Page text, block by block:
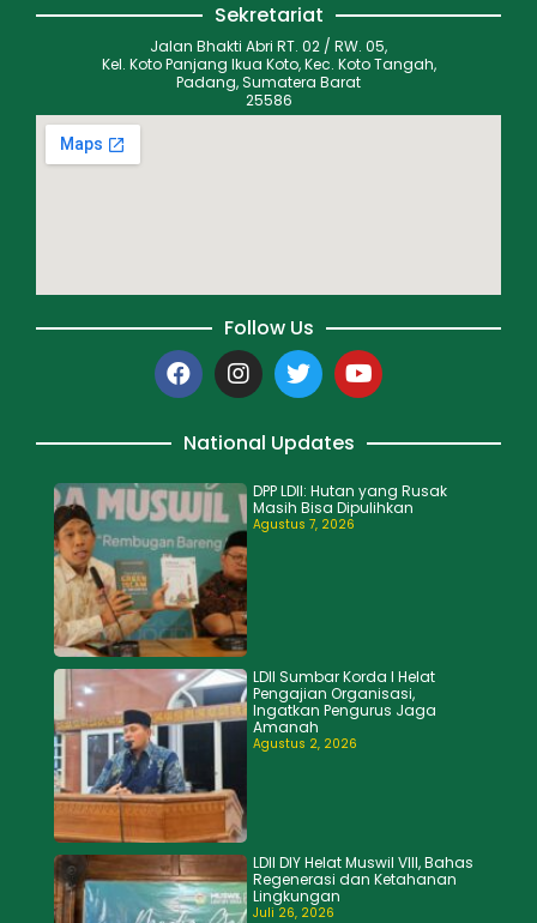
Sekretariat
Jalan Bhakti Abri RT. 02 / RW. 05,
Kel. Koto Panjang Ikua Koto, Kec. Koto Tangah,
Padang, Sumatera Barat
25586
Follow Us
National Updates
DPP LDII: Hutan yang Rusak
Masih Bisa Dipulihkan
Agustus 7, 2026
LDII Sumbar Korda I Helat
Pengajian Organisasi,
Ingatkan Pengurus Jaga
Amanah
Agustus 2, 2026
LDII DIY Helat Muswil VIII, Bahas
Regenerasi dan Ketahanan
Lingkungan
Juli 26, 2026